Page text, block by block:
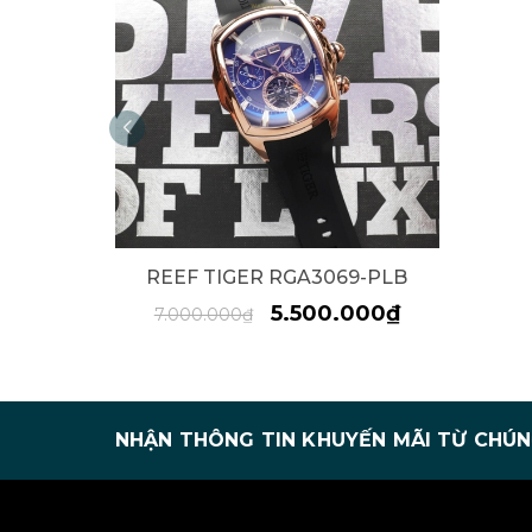
REEF TIGER RGA3069-PLB
7.000.000₫ 5.500.000₫
NHẬN THÔNG TIN KHUYẾN MÃI TỪ